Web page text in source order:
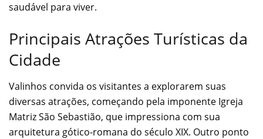
saudável para viver.
Principais Atrações Turísticas da
Cidade
Valinhos convida os visitantes a explorarem suas
diversas atrações, começando pela imponente Igreja
Matriz São Sebastião, que impressiona com sua
arquitetura gótico-romana do século XIX. Outro ponto